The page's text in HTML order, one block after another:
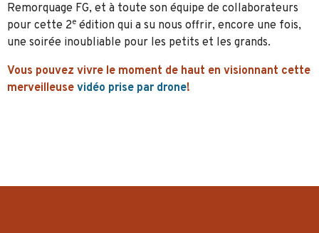
Remorquage FG, et à toute son équipe de collaborateurs
pour cette 2e édition qui a su nous offrir, encore une fois,
une soirée inoubliable pour les petits et les grands.
Vous pouvez vivre le moment de haut en visionnant cette
merveilleuse vidéo prise par drone!